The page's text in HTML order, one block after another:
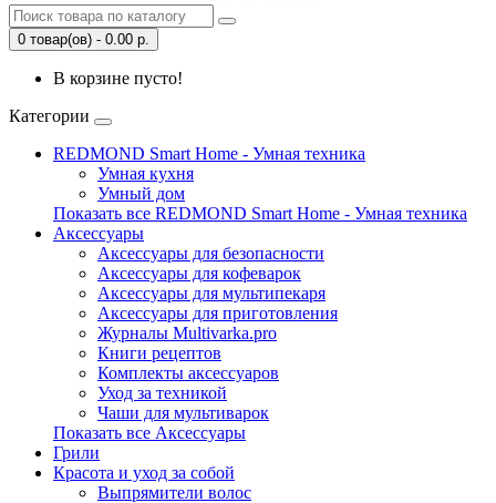
0 товар(ов) - 0.00 р.
В корзине пусто!
Категории
REDMOND Smart Home - Умная техника
Умная кухня
Умный дом
Показать все REDMOND Smart Home - Умная техника
Аксессуары
Аксессуары для безопасности
Аксессуары для кофеварок
Аксессуары для мультипекаря
Аксессуары для приготовления
Журналы Multivarka.pro
Книги рецептов
Комплекты аксессуаров
Уход за техникой
Чаши для мультиварок
Показать все Аксессуары
Грили
Красота и уход за собой
Выпрямители волос